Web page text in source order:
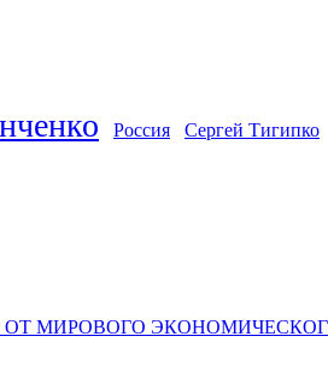
Россия Сергей Тигипко
МИРОВОГО